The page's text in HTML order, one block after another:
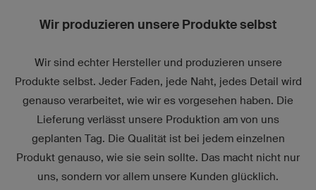
Wir produzieren unsere Produkte selbst
Wir sind echter Hersteller und produzieren unsere
Produkte selbst. Jeder Faden, jede Naht, jedes Detail wird
genauso verarbeitet, wie wir es vorgesehen haben. Die
Lieferung verlässt unsere Produktion am von uns
geplanten Tag. Die Qualität ist bei jedem einzelnen
Produkt genauso, wie sie sein sollte. Das macht nicht nur
uns, sondern vor allem unsere Kunden glücklich.